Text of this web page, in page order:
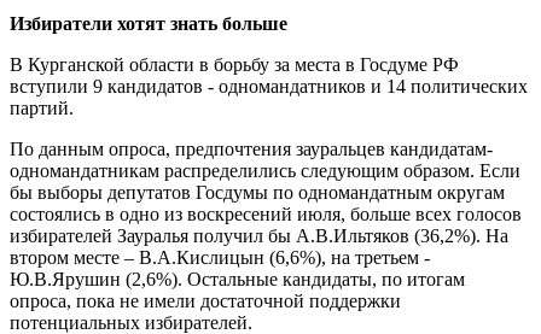
Избиратели хотят знать больше
В Курганской области в борьбу за места в Госдуме РФ
вступили 9 кандидатов - одномандатников и 14 политических
партий.
По данным опроса, предпочтения зауральцев кандидатам-
одномандатникам распределились следующим образом. Если
бы выборы депутатов Госдумы по одномандатным округам
состоялись в одно из воскресений июля, больше всех голосов
избирателей Зауралья получил бы А.В.Ильтяков (36,2%). На
втором месте – В.А.Кислицын (6,6%), на третьем -
Ю.В.Ярушин (2,6%). Остальные кандидаты, по итогам
опроса, пока не имели достаточной поддержки
потенциальных избирателей.